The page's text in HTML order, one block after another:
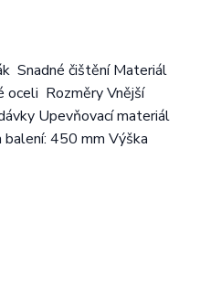
Snadné čištění Materiál
oceli Rozměry Vnější
Upevňovací materiál
balení: 450 mm Výška